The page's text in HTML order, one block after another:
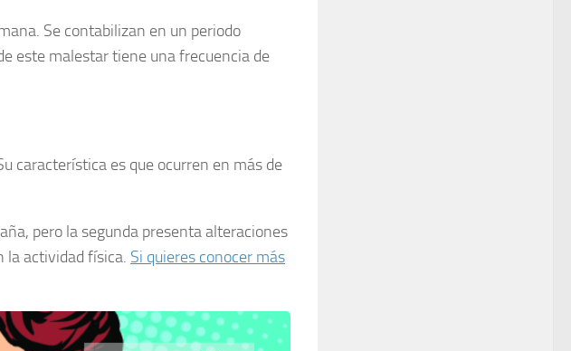
Se contabilizan en un periodo
este malestar tiene una frecuencia de
característica es que ocurren en más de
pero la segunda presenta alteraciones
la actividad física. Si quieres conocer más